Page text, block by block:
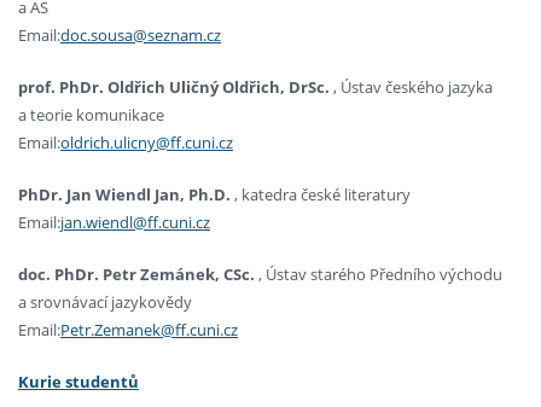
a AS
Email:doc.sousa@seznam.cz
prof. PhDr. Oldřich Uličný Oldřich, DrSc. , Ústav českého jazyka
a teorie komunikace
Email:oldrich.ulicny@ff.cuni.cz
PhDr. Jan Wiendl Jan, Ph.D. , katedra české literatury
Email:jan.wiendl@ff.cuni.cz
doc. PhDr. Petr Zemánek, CSc. , Ústav starého Předního východu
a srovnávací jazykovědy
Email:Petr.Zemanek@ff.cuni.cz
Kurie studentů